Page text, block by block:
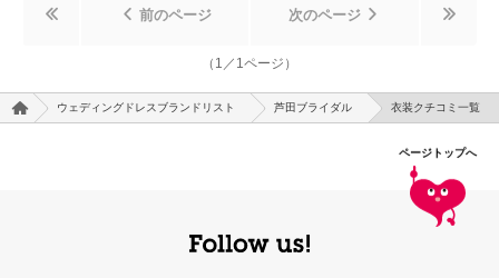
前のページ 次のページ
（ 1 ／ 1ページ）
ウェディングドレスブランドリスト 芦田ブライダル 衣装クチコミ一覧
ページトップへ